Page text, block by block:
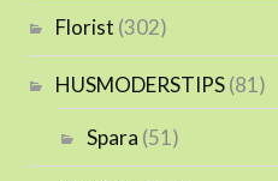
Florist (302)
HUSMODERSTIPS(81)
Spara (51)